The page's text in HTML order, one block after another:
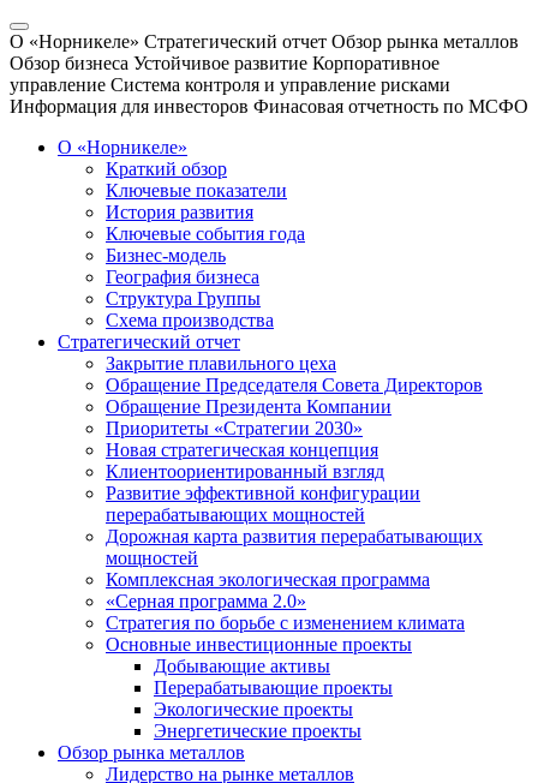
О «Норникеле» Стратегический отчет Обзор рынка металлов
Обзор бизнеса Устойчивое развитие Корпоративное
управление Система контроля и управление рисками
Информация для инвесторов Финасовая отчетность по МСФО
О «Норникеле»
Краткий обзор
Ключевые показатели
История развития
Ключевые события года
Бизнес-модель
География бизнеса
Структура Группы
Схема производства
Стратегический отчет
Закрытие плавильного цеха
Обращение Председателя Совета Директоров
Обращение Президента Компании
Приоритеты «Стратегии 2030»
Новая стратегическая концепция
Клиентоориентированный взгляд
Развитие эффективной конфигурации
перерабатывающих мощностей
Дорожная карта развития перерабатывающих
мощностей
Комплексная экологическая программа
«Серная программа 2.0»
Стратегия по борьбе с изменением климата
Основные инвестиционные проекты
Добывающие активы
Перерабатывающие проекты
Экологические проекты
Энергетические проекты
Обзор рынка металлов
Лидерство на рынке металлов